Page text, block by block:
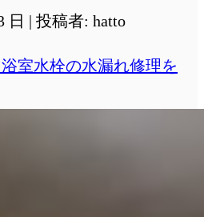
日 | 投稿者: hatto
室水栓の水漏れ修理を